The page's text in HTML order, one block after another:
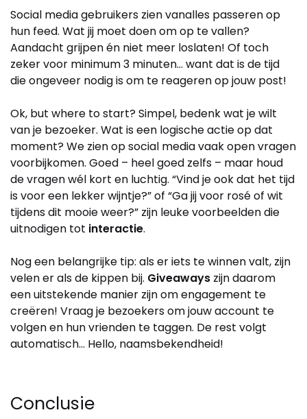
Social media gebruikers zien vanalles passeren op
hun feed. Wat jij moet doen om op te vallen?
Aandacht grijpen én niet meer loslaten! Of toch
zeker voor minimum 3 minuten… want dat is de tijd
die ongeveer nodig is om te reageren op jouw post!
Ok, but where to start? Simpel, bedenk wat je wilt
van je bezoeker. Wat is een logische actie op dat
moment? We zien op social media vaak open vragen
voorbijkomen. Goed – heel goed zelfs – maar houd
de vragen wél kort en luchtig. “Vind je ook dat het tijd
is voor een lekker wijntje?” of “Ga jij voor rosé of wit
tijdens dit mooie weer?” zijn leuke voorbeelden die
uitnodigen tot interactie.
Nog een belangrijke tip: als er iets te winnen valt, zijn
velen er als de kippen bij. Giveaways zijn daarom
een uitstekende manier zijn om engagement te
creëren! Vraag je bezoekers om jouw account te
volgen en hun vrienden te taggen. De rest volgt
automatisch… Hello, naamsbekendheid!
Conclusie